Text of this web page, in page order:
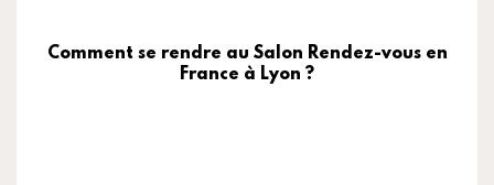
Comment se rendre au Salon Rendez-vous en
France à Lyon ?